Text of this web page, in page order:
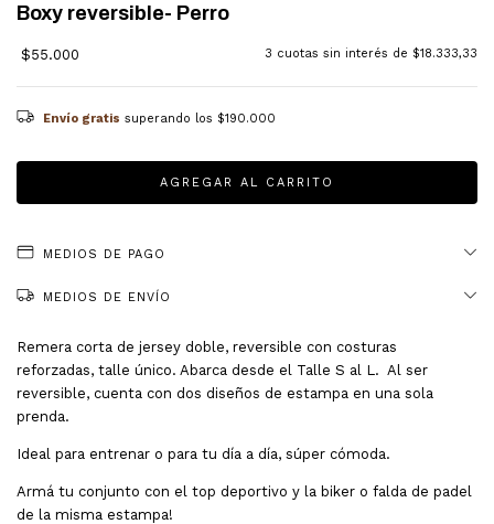
Boxy reversible- Perro
$55.000 3 cuotas sin interés de $18.333,33
Envío gratis superando los $190.000
MEDIOS DE PAGO
MEDIOS DE ENVÍO
Remera corta de jersey doble, reversible con costuras
reforzadas, talle único. Abarca desde el Talle S al L. Al ser
reversible, cuenta con dos diseños de estampa en una sola
prenda.
Ideal para entrenar o para tu día a día, súper cómoda.
Armá tu conjunto con el top deportivo y la biker o falda de padel
de la misma estampa!